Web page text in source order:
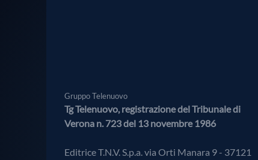
Gruppo Telenuovo
Tg Telenuovo, registrazione del Tribunale di
Verona n. 723 del 13 novembre 1986
Editrice T.N.V. S.p.a. via Orti Manara 9 - 37121